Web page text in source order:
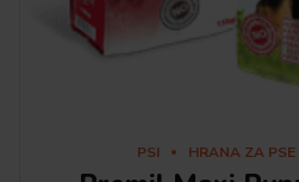
PSI HRANA ZA PSE